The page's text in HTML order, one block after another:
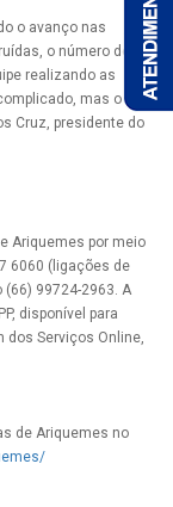
o avanço nas
o número de
realizando as
mas o
Cruz, presidente do
Ariquemes por meio
6060 (ligações de
99724-2963. A
disponível para
dos Serviços Online,
de Ariquemes no